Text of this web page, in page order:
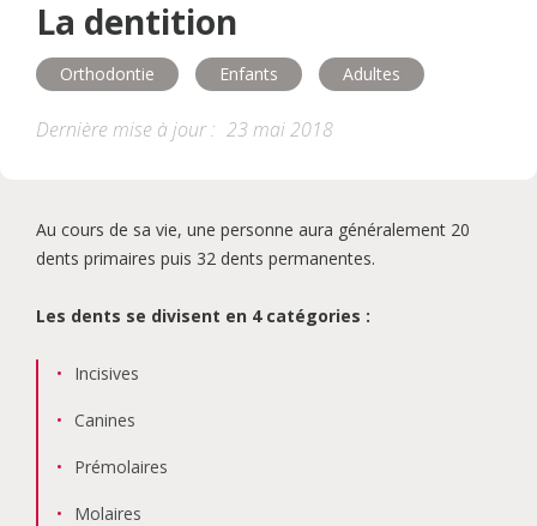
Santé globale Alimentation
Programmes buccodentaires
La dentition
Orthodontie Enfants Adultes
Dernière mise à jour : 23 mai 2018
Au cours de sa vie, une personne aura généralement 20
dents primaires puis 32 dents permanentes.
Les dents se divisent en 4 catégories :
Incisives
Canines
Prémolaires
Molaires